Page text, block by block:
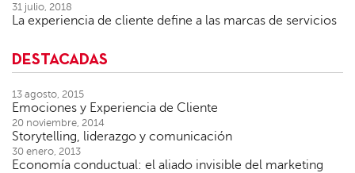
31 julio, 2018
La experiencia de cliente define a las marcas de servicios
DESTACADAS
13 agosto, 2015
Emociones y Experiencia de Cliente
20 noviembre, 2014
Storytelling, liderazgo y comunicación
30 enero, 2013
Economía conductual: el aliado invisible del marketing